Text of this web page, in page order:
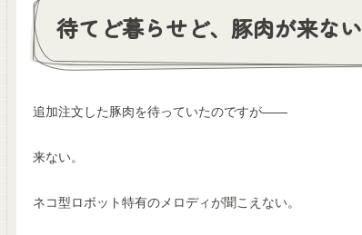
待てど暮らせど、豚肉が来ない
追加注文した豚肉を待っていたのですが――
来ない。
ネコ型ロボット特有のメロディが聞こえない。